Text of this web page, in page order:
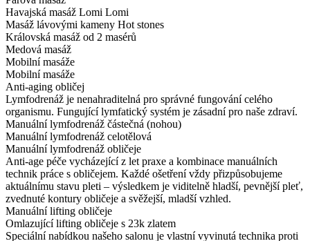
Havajská masáž Lomi Lomi
Masáž lávovými kameny Hot stones
Královská masáž od 2 masérů
Medová masáž
Mobilní masáže
Mobilní masáže
Anti-aging obličej
Lymfodrenáž je nenahraditelná pro správné fungování celého
organismu. Fungující lymfatický systém je zásadní pro naše zdraví.
Manuální lymfodrenáž částečná (nohou)
Manuální lymfodrenáž celotělová
Manuální lymfodrenáž obličeje
Anti-age péče vycházející z let praxe a kombinace manuálních
technik práce s obličejem. Každé ošetření vždy přizpůsobujeme
aktuálnímu stavu pleti – výsledkem je viditelně hladší, pevnější pleť,
zvednuté kontury obličeje a svěžejší, mladší vzhled.
Manuální lifting obličeje
Omlazující lifting obličeje s 23k zlatem
Speciální nabídkou našeho salonu je vlastní vyvinutá technika proti